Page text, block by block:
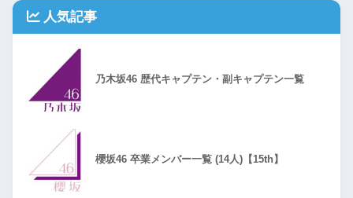
人気記事
乃木坂46 歴代キャプテン・副キャプテン一覧
櫻坂46 卒業メンバー一覧 (14人)【15th】